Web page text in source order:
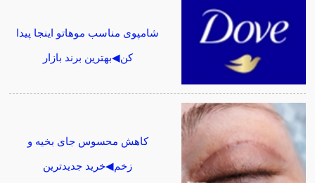
شامپوی مناسب موهاتو اینجا پیدا
کن◀بهترین برند بازار
کاهش محسوس جای بخیه و
زخم◀خرید جدیدترین